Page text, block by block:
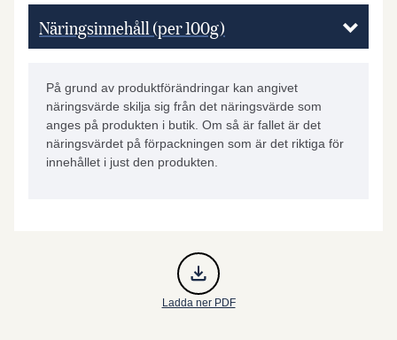
Näringsinnehåll (per 100g)
På grund av produktförändringar kan angivet
näringsvärde skilja sig från det näringsvärde som
anges på produkten i butik. Om så är fallet är det
näringsvärdet på förpackningen som är det riktiga för
innehållet i just den produkten.
Ladda ner PDF